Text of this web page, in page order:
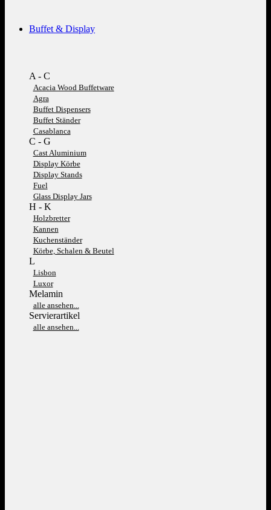
Buffet & Display
A - C
Acacia Wood Buffetware
Agra
Buffet Dispensers
Buffet Ständer
Casablanca
C - G
Cast Aluminium
Display Körbe
Display Stands
Fuel
Glass Display Jars
H - K
Holzbretter
Kannen
Kuchenständer
Körbe, Schalen & Beutel
L
Lisbon
Luxor
Melamin
alle ansehen...
Servierartikel
alle ansehen...